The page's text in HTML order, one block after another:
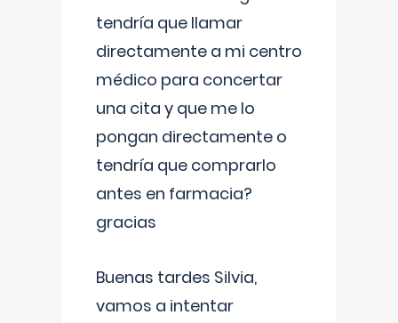
tendría que llamar
directamente a mi centro
médico para concertar
una cita y que me lo
pongan directamente o
tendría que comprarlo
antes en farmacia?
gracias
Buenas tardes Silvia,
vamos a intentar